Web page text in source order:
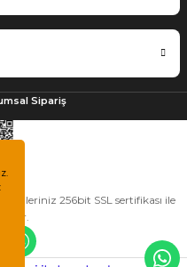
Sipariş
256bit SSL sertifikası ile